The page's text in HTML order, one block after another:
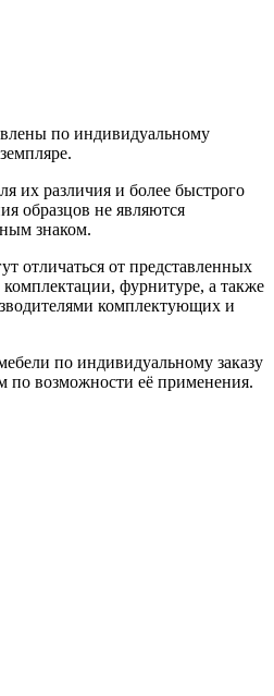
по индивидуальному
их различия и более быстрого
образцов не являются
знаком.
отличаться от представленных
комплектации, фурнитуре, а также
комплектующих и
по индивидуальному заказу
по возможности её применения.